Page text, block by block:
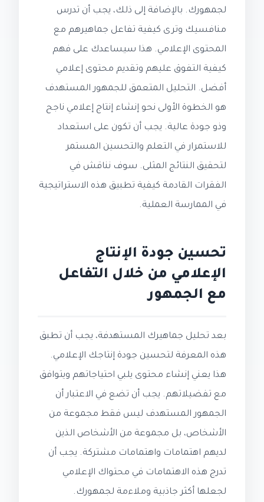
لجمهورك. بالإضافة إلى ذلك، يجب أن تدرس
منافسيك وترى كيفية تفاعل جماهيرهم مع
المحتوى الإعلامي. هذا سيساعدك على فهم
كيفية التفوق عليهم وتقديم محتوى إعلامي
أفضل. التحليل المتعمق للجمهور المستهدف
هو الخطوة الأولى نحو إنشاء إنتاج إعلامي ناجح
وذو جودة عالية. يجب أن تكون على استعداد
للاستمرار في التعلم والتحسين المستمر
لتحقيق النتائج المثلى. سوف نناقش في
الفقرات القادمة كيفية تطبيق هذه الاستراتيجية
في الممارسة العملية.
تحسين جودة الإنتاج
الإعلامي من خلال التفاعل
مع الجمهور
بعد تحليل جماهيرك المستهدفة، يجب أن تطبق
هذه المعرفة لتحسين جودة إنتاجك الإعلامي.
هذا يعني إنشاء محتوى يلبي احتياجاتهم ويتوافق
مع تفضيلاتهم. يجب أن تضع في الاعتبار أن
الجمهور المستهدف ليس فقط مجموعة من
الأشخاص، بل مجموعة من الأشخاص الذين
لديهم اهتمامات واهتمامات مشتركة. يجب أن
تدرج هذه الاهتمامات في محتواك الإعلامي
لجعلها أكثر جاذبية وملاءمة لجمهورك.